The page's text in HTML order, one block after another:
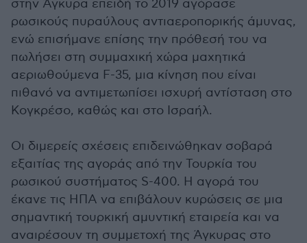
στην Άγκυρα επειδή το 2019 αγόρασε
ρωσικούς πυραύλους αντιαεροπορικής άμυνας,
ενώ επισήμανε επίσης την πρόθεσή του να
πωλήσει στη συμμαχική χώρα μαχητικά
αεριωθούμενα F-35, μια κίνηση που είναι
πιθανό να αντιμετωπίσει ισχυρή αντίσταση στο
Κογκρέσο, καθώς και στο Ισραήλ.
Οι διμερείς σχέσεις επιδεινώθηκαν σοβαρά
εξαιτίας της αγοράς από την Τουρκία του
ρωσικού συστήματος S-400. Η αγορά του
έκανε τις ΗΠΑ να επιβάλουν κυρώσεις σε μια
σημαντική τουρκική αμυντική εταιρεία και να
αναιρέσουν τη συμμετοχή της Άγκυρας στο